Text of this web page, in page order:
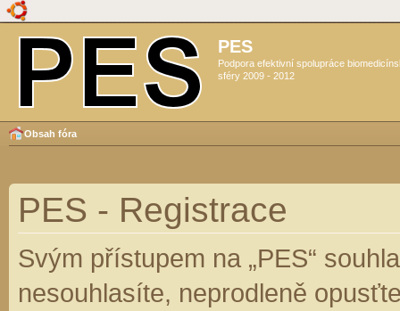
PES
Podpora efektivní spolupráce
sféry 2009 - 2012
Obsah fóra
PES - Registrace
Svým přístupem na „PES“
nesouhlasíte, neprodleně